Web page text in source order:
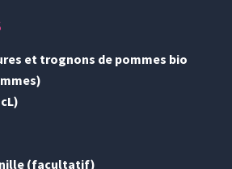
et trognons de pommes bio
(facultatif)